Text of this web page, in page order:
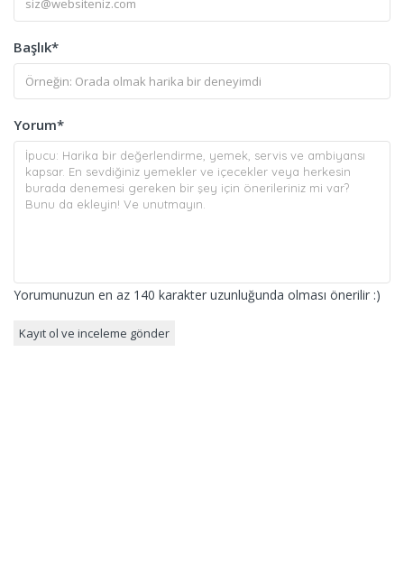
Başlık*
Yorum*
Yorumunuzun en az 140 karakter uzunluğunda olması önerilir :)